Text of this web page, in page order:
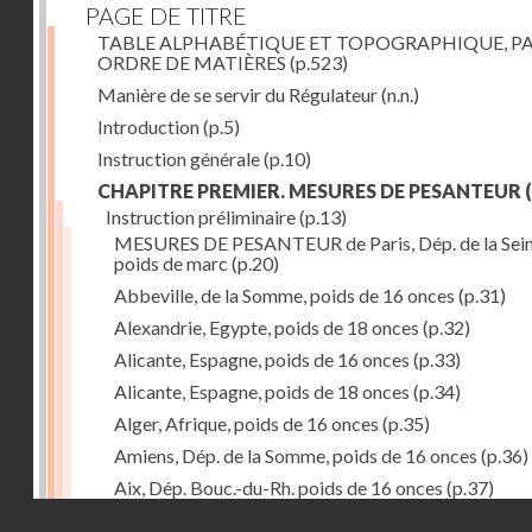
PAGE DE TITRE
TABLE ALPHABÉTIQUE ET TOPOGRAPHIQUE,
ORDRE DE MATIÈRES (p.523)
Manière de se servir du Régulateur(n.n.)
Introduction(p.5)
Instruction générale(p.10)
CHAPITRE PREMIER. MESURES DE PESANTEUR
Instruction préliminaire(p.13)
MESURES DE PESANTEUR de Paris, Dép. de la
poids de marc (p.20)
Abbeville, de la Somme, poids de 16 onces (p.31)
Alexandrie, Egypte, poids de 18 onces (p.32)
Alicante, Espagne, poids de 16 onces (p.33)
Alicante, Espagne, poids de 18 onces (p.34)
Alger, Afrique, poids de 16 onces (p.35)
Amiens, Dép. de la Somme, poids de 16 onces (p.36)
Aix, Dép. Bouc.-du-Rh. poids de 16 onces (p.37)